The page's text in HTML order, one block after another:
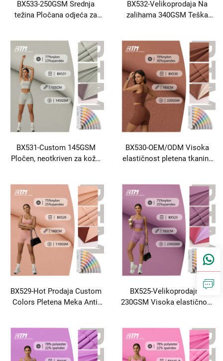
BX533-250GSM Srednja
težina Pločana odjeća za
BX532-Velikoprodaja Na
zalihama 340GSM Teška
poliester Spandex tkanina
Yoga oprema Aktivna odjeća
Leggings
BX531-Custom 145GSM
Pločen, neotkriven za kožu,
odjeću, oblačila za
oblikovanje, donje rublje,
legingi
BX530-OEM/ODM Visoka
elastičnost pletena tkanina
spandeks, jakard za sportsku
odjeću, aktivna odjeća
BX529-Hot Prodaja Custom
Colors Pletena Meka Anti-
Odjeće Leggings&Yogawear
BX525-Velikoprodajnik
230GSM Visoka elastičnost
tkanina za joginke